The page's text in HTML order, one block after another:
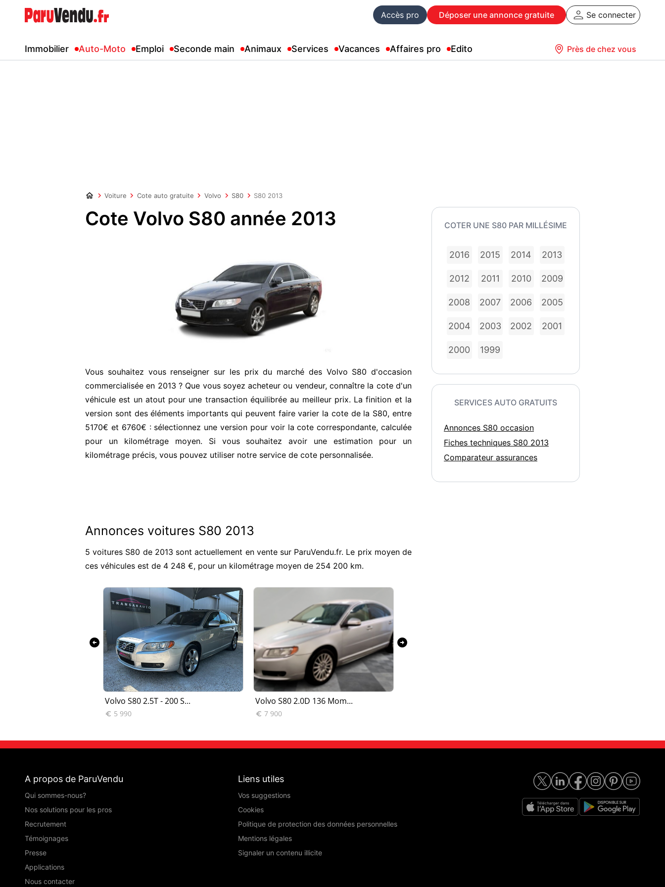
Accès pro Déposer une annonce gratuite Se connecter
Immobilier Auto-Moto Emploi Seconde main Animaux Services Vacances Affaires pro Edito Près de chez vous
Voiture Cote auto gratuite Volvo S80 S80 2013
Cote Volvo S80 année 2013
Vous souhaitez vous renseigner sur les prix du marché des Volvo S80 d'occasion
commercialisée en 2013 ? Que vous soyez acheteur ou vendeur, connaître la cote d'un
véhicule est un atout pour une transaction équilibrée au meilleur prix. La finition et la
version sont des éléments importants qui peuvent faire varier la cote de la S80, entre
5170€ et 6760€ : sélectionnez une version pour voir la cote correspondante, calculée
pour un kilométrage moyen. Si vous souhaitez avoir une estimation pour un
kilométrage précis, vous pouvez utiliser notre service de cote personnalisée.
Annonces voitures S80 2013
5 voitures S80 de 2013 sont actuellement en vente sur ParuVendu.fr. Le prix moyen de
ces véhicules est de 4 248 €, pour un kilométrage moyen de 254 200 km.
Volvo S80 2.5T - 200 S...
 5 990
Volvo S80 2.0D 136 Mom...
 7 900
arrow_circle_left arrow_circle_right
COTER UNE S80 PAR MILLÉSIME
2016 2015 2014 2013
2012 2011 2010 2009
2008 2007 2006 2005
2004 2003 2002 2001
2000 1999
SERVICES AUTO GRATUITS
Annonces S80 occasion
Fiches techniques S80 2013
Comparateur assurances
A propos de ParuVendu
Qui sommes-nous?
Nos solutions pour les pros
Recrutement
Témoignages
Presse
Applications
Nous contacter
Liens utiles
Vos suggestions
Cookies
Politique de protection des données personnelles
Mentions légales
Signaler un contenu illicite